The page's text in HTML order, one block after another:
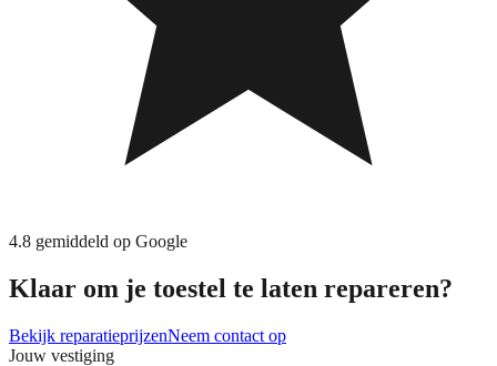
4.8 gemiddeld op Google
Klaar om je toestel te laten repareren?
Bekijk reparatieprijzenNeem contact op
Jouw vestiging